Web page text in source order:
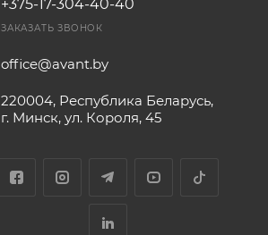
+375-17-304-40-40
ЗАКАЗАТЬ ЗВОНОК
office@avant.by
220004, Республика Беларусь,
г. Минск, ул. Короля, 45